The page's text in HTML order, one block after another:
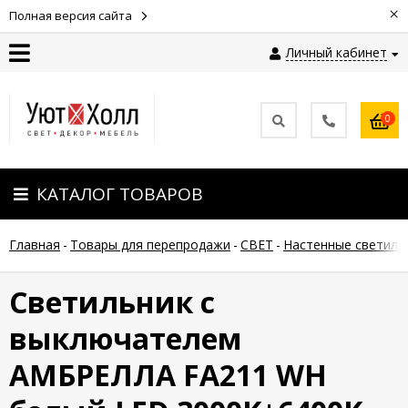
Полная версия сайта ×
Личный кабинет
Оплата
Доставка
Гарантия
возврат
Новости
Полезные
0
КАТАЛОГ ТОВАРОВ
Главная - Товары для перепродажи - СВЕТ - Настенные
Светильник с
выключателем
АМБРЕЛЛА FA211 WH